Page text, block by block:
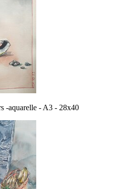
-aquarelle - A3 - 28x40